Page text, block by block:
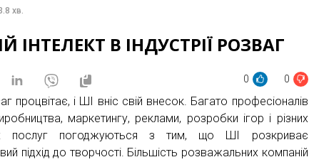
хв.
ІНТЕЛЕКТ В ІНДУСТРІЇ РОЗВАГ
0 0
процвітає, і ШІ вніс свій внесок. Багато професіоналів
маркетингу, реклами, розробки ігор і різних
послуг погоджуються з тим, що ШІ розкриває
підхід до творчості. Більшість розважальних компаній